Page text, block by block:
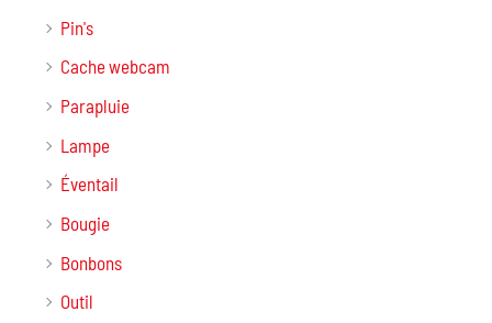
Pin's
Cache webcam
Parapluie
Lampe
Éventail
Bougie
Bonbons
Outil